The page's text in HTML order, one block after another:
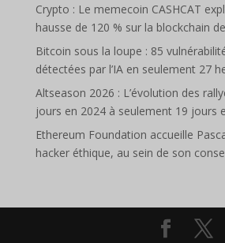
Crypto : Le memecoin CASHCAT
hausse de 120 % sur la blockchain
Bitcoin sous la loupe : 85
détectées par l’IA en seulement 27
Altseason 2026 : L’évolution des
jours en 2024 à seulement 19 jours
Ethereum Foundation accueille
hacker éthique, au sein de son